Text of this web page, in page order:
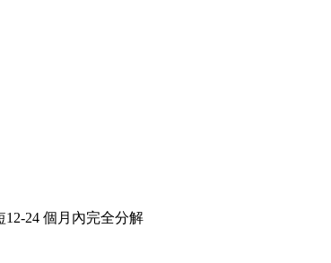
24 個月內完全分解